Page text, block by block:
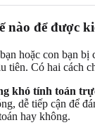
nào để được
hoặc con bạn bị
tiên. Có hai cách
khó tính toán
dễ tiếp cận để
hay không.